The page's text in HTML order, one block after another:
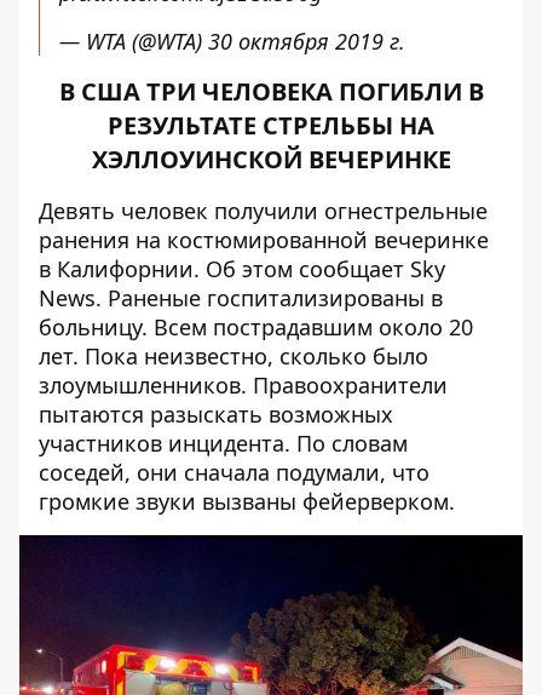
— WTA (@WTA) 30 октября 2019 г.
В США ТРИ ЧЕЛОВЕКА ПОГИБЛИ В
РЕЗУЛЬТАТЕ СТРЕЛЬБЫ НА
ХЭЛЛОУИНСКОЙ ВЕЧЕРИНКЕ
Девять человек получили огнестрельные
ранения на костюмированной вечеринке
в Калифорнии. Об этом сообщает Sky
News. Раненые госпитализированы в
больницу. Всем пострадавшим около 20
лет. Пока неизвестно, сколько было
злоумышленников. Правоохранители
пытаются разыскать возможных
участников инцидента. По словам
соседей, они сначала подумали, что
громкие звуки вызваны фейерверком.